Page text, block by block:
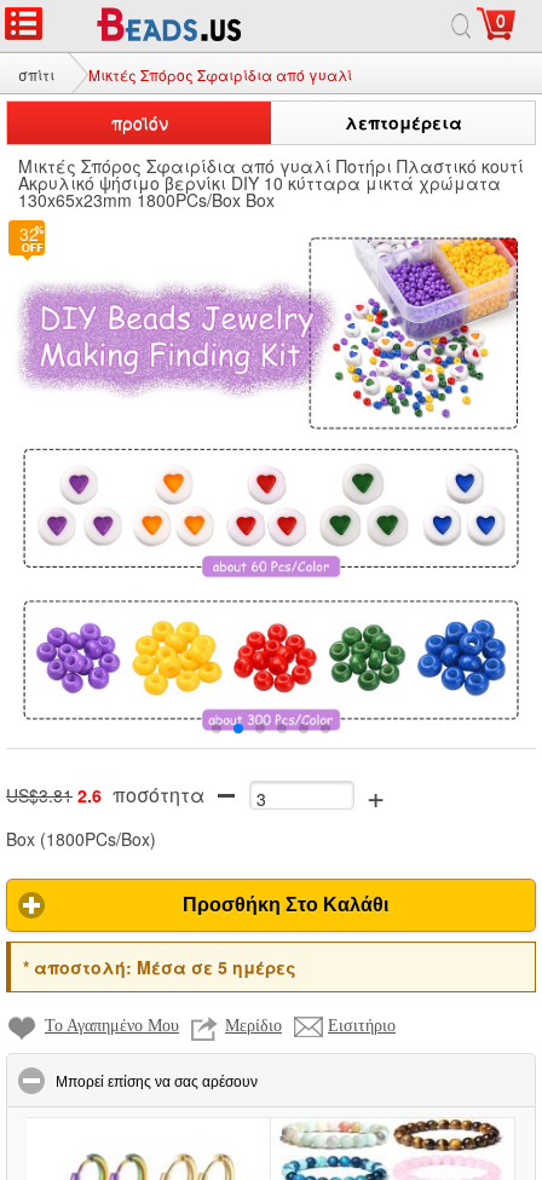
0
σπίτι Μικτές Σπόρος Σφαιρίδια από γυαλί
προϊόν
λεπτομέρεια
Μικτές Σπόρος Σφαιρίδια από γυαλί Ποτήρι Πλαστικό κουτί
Ακρυλικό ψήσιμο βερνίκι DIY 10 κύτταρα μικτά χρώματα
130x65x23mm 1800PCs/Box Box
32
US$3.81 2.6 ποσότητα +
Box (1800PCs/Box)
Προσθήκη Στο Καλάθι
*αποστολή: Μέσα σε 5 ημέρες
Το Αγαπημένο Μου Μερίδιο Εισιτήριο
Μπορεί επίσης να σας αρέσουν